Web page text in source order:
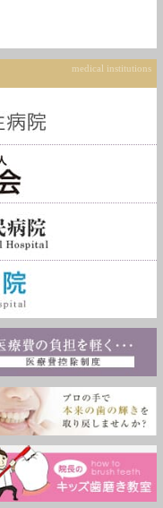
medical institutions